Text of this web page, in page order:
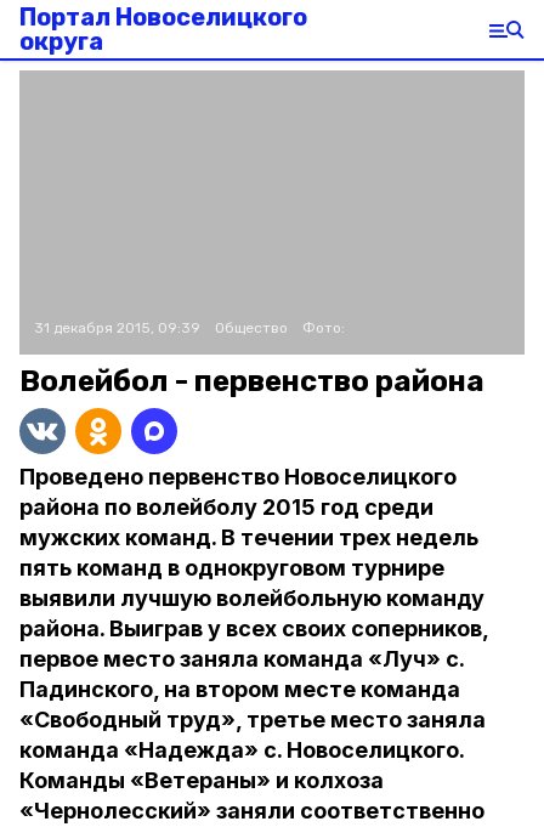
Портал Новоселицкого
округа
31 декабря 2015, 09:39 Общество Фото:
Волейбол - первенство района
Проведено первенство Новоселицкого
района по волейболу 2015 год среди
мужских команд. В течении трех недель
пять команд в однокруговом турнире
выявили лучшую волейбольную команду
района. Выиграв у всех своих соперников,
первое место заняла команда «Луч» с.
Падинского, на втором месте команда
«Свободный труд», третье место заняла
команда «Надежда» с. Новоселицкого.
Команды «Ветераны» и колхоза
«Чернолесский» заняли соответственно